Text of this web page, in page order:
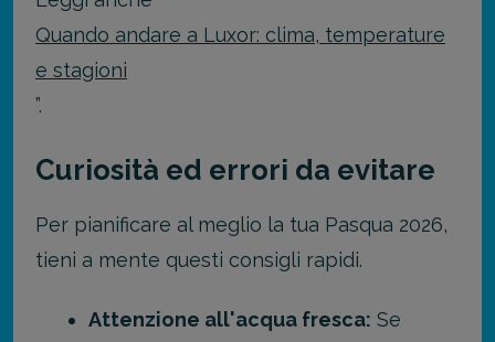
Quando andare a Luxor: clima, temperature
e stagioni
”.
Curiosità ed errori da evitare
Per pianificare al meglio la tua Pasqua 2026,
tieni a mente questi consigli rapidi.
Attenzione all'acqua fresca: Se